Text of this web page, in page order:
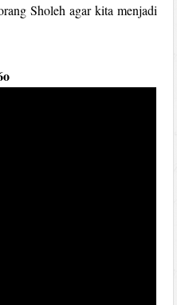
Sholeh agar kita menjadi